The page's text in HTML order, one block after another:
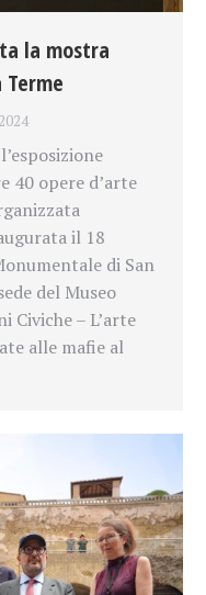
la mostra
Terme
40 opere d’arte
il 18
di San
del Museo
Civiche – L’arte
alle mafie al